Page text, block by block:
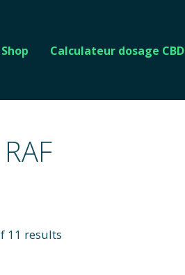
Shop Calculateur dosage CBD
11 results